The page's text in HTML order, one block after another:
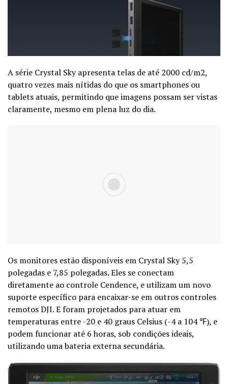
A série Crystal Sky apresenta telas de até 2000 cd/m2,
quatro vezes mais nítidas do que os smartphones ou
tablets atuais, permitindo que imagens possam ser vistas
claramente, mesmo em plena luz do dia.
Os monitores estão disponíveis em Crystal Sky 5,5
polegadas e 7,85 polegadas. Eles se conectam
diretamente ao controle Cendence, e utilizam um novo
suporte específico para encaixar-se em outros controles
remotos DJI. E foram projetados para atuar em
temperaturas entre -20 e 40 graus Celsius (-4 a 104 ℉), e
podem funcionar até 6 horas, sob condições ideais,
utilizando uma bateria externa secundária.